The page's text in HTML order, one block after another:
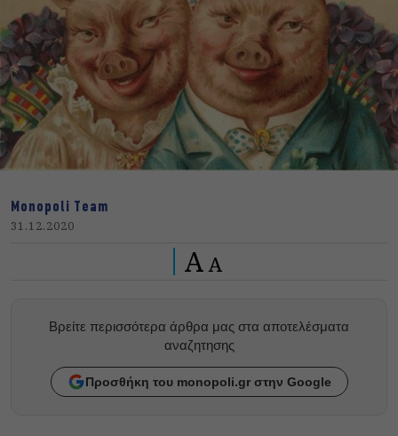
Monopoli Team
31.12.2020
A A
Βρείτε περισσότερα άρθρα μας στα αποτελέσματα
αναζητησης
Προσθήκη του monopoli.gr στην Google